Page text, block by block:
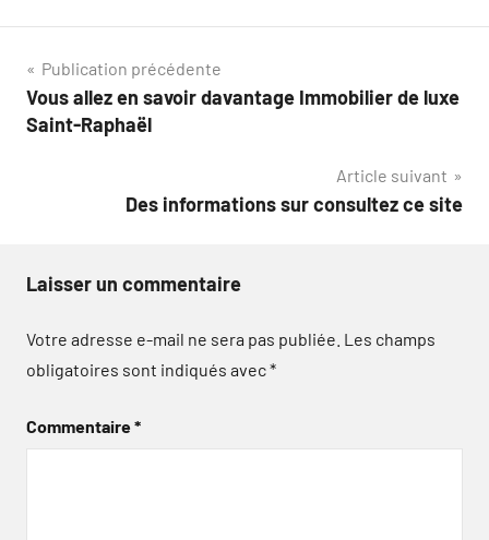
Navigation
de
Publication précédente
Vous allez en savoir davantage Immobilier de luxe
Saint-Raphaël
Article suivant
Des informations sur consultez ce site
Laisser un commentaire
Votre adresse e-mail ne sera pas publiée. Les champs
obligatoires sont indiqués avec*
Commentaire*